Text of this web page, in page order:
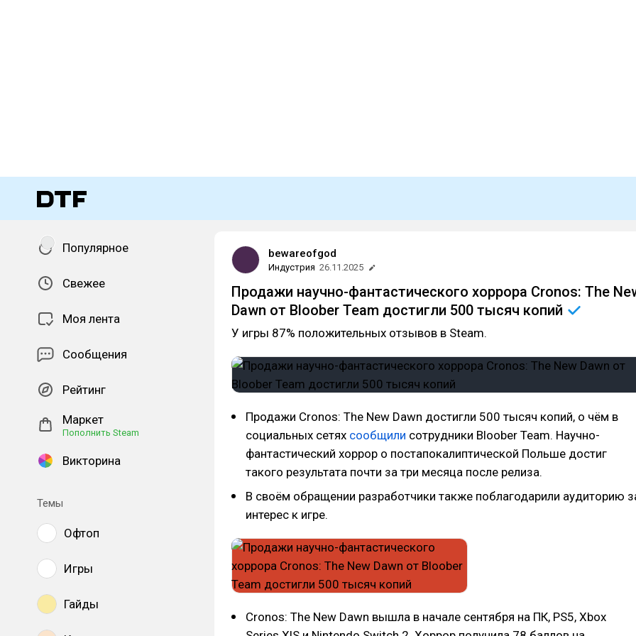
Популярное
Свежее
Моя лента
Сообщения
Рейтинг
Маркет
Пополнить Steam
Викторина
Темы
Офтоп
Игры
Гайды
bewareofgod
Индустрия 26.11.2025
Продажи научно-фантастического хоррора Cronos: The
Dawn от Bloober Team достигли 500 тысяч копий
У игры 87% положительных отзывов в Steam.
Продажи Cronos: The New Dawn достигли 500 тысяч копий, о чём в
социальных сетях сообщили сотрудники Bloober Team. Научно-
фантастический хоррор о постапокалиптической Польше достиг
такого результата почти за три месяца после релиза.
В своём обращении разработчики также поблагодарили аудиторию
интерес к игре.
Cronos: The New Dawn вышла в начале сентября на ПК, PS5, Xbox